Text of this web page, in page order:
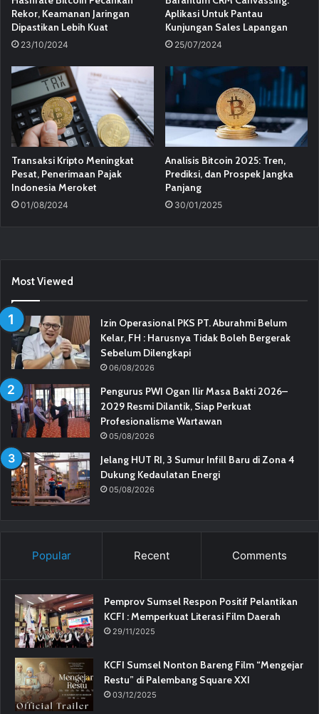
Rekor, Keamanan Jaringan
Dipastikan Lebih Kuat
23/10/2024
Aplikasi Untuk Pantau
Kunjungan Sales Lapangan
25/07/2024
Transaksi Kripto Meningkat
Pesat, Penerimaan Pajak
Indonesia Meroket
01/08/2024
Analisis Bitcoin 2025: Tren,
Prediksi, dan Prospek Jangka
Panjang
30/01/2025
Most Viewed
Izin Operasional PKS PT. Aburahmi Belum
Kelar, FH : Harusnya Tidak Boleh Bergerak
Sebelum Dilengkapi
06/08/2026
Pengurus PWI Ogan Ilir Masa Bakti 2026–
2029 Resmi Dilantik, Siap Perkuat
Profesionalisme Wartawan
05/08/2026
Jelang HUT RI, 3 Sumur Infill Baru di Zona 4
Dukung Kedaulatan Energi
05/08/2026
Popular Recent Comments
Pemprov Sumsel Respon Positif Pelantikan
KCFI : Memperkuat Literasi Film Daerah
29/11/2025
KCFI Sumsel Nonton Bareng Film “Mengejar
Restu” di Palembang Square XXI
03/12/2025